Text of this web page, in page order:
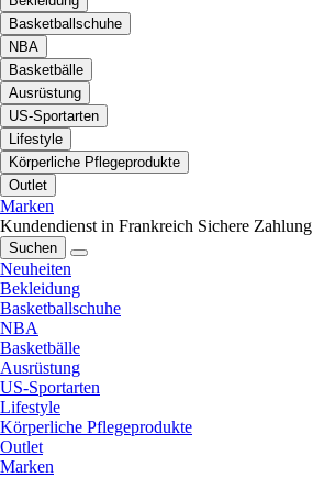
Basketballschuhe
NBA
Basketbälle
Ausrüstung
US-Sportarten
Lifestyle
Körperliche Pflegeprodukte
Outlet
Marken
Kundendienst in Frankreich Sichere Zahlung
Suchen
Neuheiten
Bekleidung
Basketballschuhe
NBA
Basketbälle
Ausrüstung
US-Sportarten
Lifestyle
Körperliche Pflegeprodukte
Outlet
Marken